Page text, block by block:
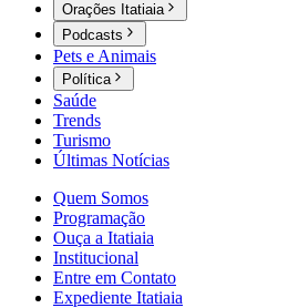
Orações Itatiaia
Podcasts
Pets e Animais
Política
Saúde
Trends
Turismo
Últimas Notícias
Quem Somos
Programação
Ouça a Itatiaia
Institucional
Entre em Contato
Expediente Itatiaia